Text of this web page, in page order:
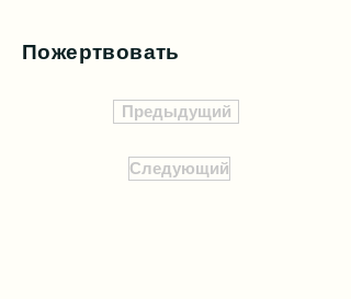
Пожертвовать
Предыдущий
Следующий